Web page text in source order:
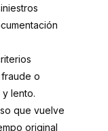
o
lento.
que vuelve
original